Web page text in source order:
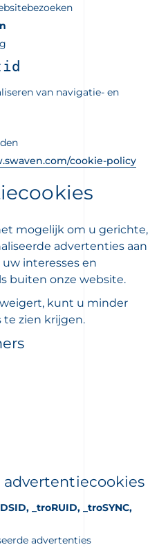
van navigatie- en
cookie-policy
mogelijk om u gerichte,
advertenties aan
interesses en
buiten onze website.
kunt u minder
zien krijgen.
_troRUID, _troSYNC,
advertenties